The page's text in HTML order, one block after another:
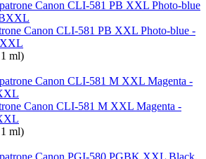
Canon CLI-581 PB XXL Photo-blue -
ml)
Canon CLI-581 M XXL Magenta -
ml)